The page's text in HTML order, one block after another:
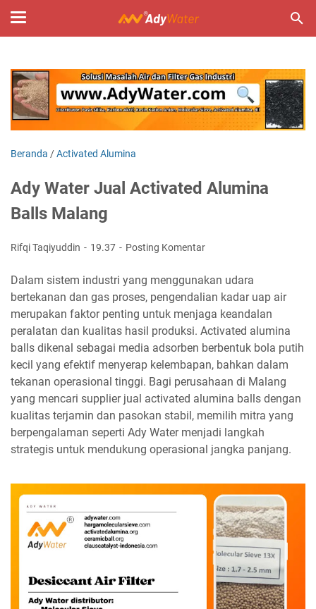
Beranda /Activated Alumina
Ady Water Jual Activated Alumina
Balls Malang
Rifqi Taqiyuddin 19.37 Posting Komentar
Dalam sistem industri yang menggunakan udara
bertekanan dan gas proses, pengendalian kadar uap air
merupakan faktor penting untuk menjaga keandalan
peralatan dan kualitas hasil produksi. Activated alumina
balls dikenal sebagai media adsorben berbentuk bola putih
kecil yang efektif menyerap kelembapan, bahkan dalam
tekanan operasional tinggi. Bagi perusahaan di Malang
yang mencari supplier jual activated alumina balls dengan
kualitas terjamin dan pasokan stabil, memilih mitra yang
berpengalaman seperti Ady Water menjadi langkah
strategis untuk mendukung operasional jangka panjang.